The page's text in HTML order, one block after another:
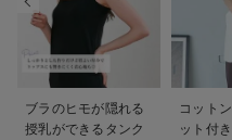
ブラのヒモが隠れる
授乳ができるタンク
コット
ット付